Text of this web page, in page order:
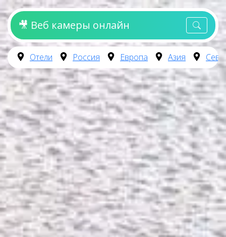
🎥 Веб камеры онлайн
Отели Россия Европа Азия